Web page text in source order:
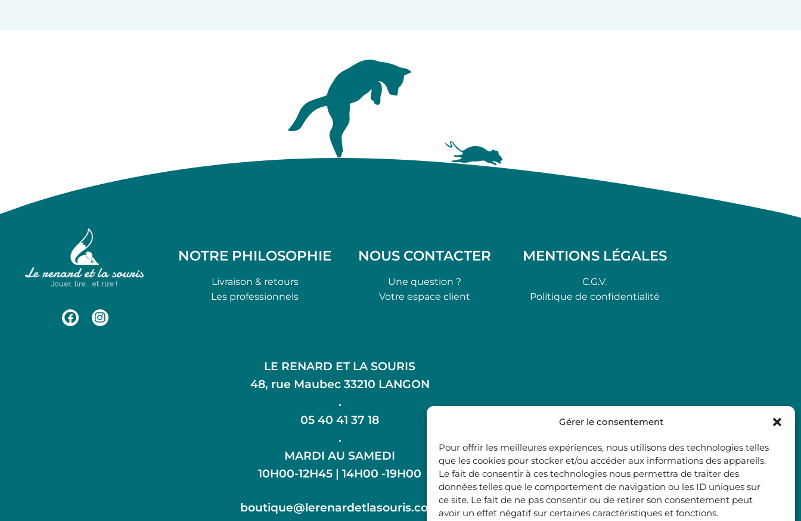
Gérer le consentement
Pour offrir les meilleures expériences, nous utilisons des technologies telles
que les cookies pour stocker et/ou accéder aux informations des appareils.
Le fait de consentir à ces technologies nous permettra de traiter des
données telles que le comportement de navigation ou les ID uniques sur
ce site. Le fait de ne pas consentir ou de retirer son consentement peut
avoir un effet négatif sur certaines caractéristiques et fonctions.
NOTRE PHILOSOPHIE
Livraison & retours
Les professionnels
NOUS CONTACTER
Une question ?
Votre espace client
MENTIONS LÉGALES
C.G.V.
Politique de confidentialité
LE RENARD ET LA SOURIS
48, rue Maubec 33210 LANGON
.
05 40 41 37 18
.
MARDI AU SAMEDI
10H00-12H45 | 14H00 -19H00
boutique@lerenardetlasouris.com